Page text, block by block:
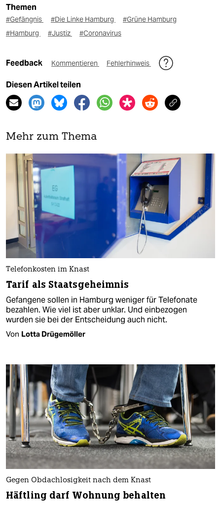
Themen
#Gefängnis #Die Linke Hamburg
#Grüne Hamburg
#Hamburg
#Justiz #Coronavirus
Feedback Kommentieren Fehlerhinweis
Diesen Artikel teilen
Mehr zum Thema
Telefonkosten im Knast
Tarif als Staatsgeheimnis
Gefangene sollen in Hamburg weniger für Telefonate
bezahlen. Wie viel ist aber unklar. Und einbezogen
wurden sie bei der Entscheidung auch nicht.
Von Lotta Drügemöller
Gegen Obdachlosigkeit nach dem Knast
Häftling darf Wohnung behalten